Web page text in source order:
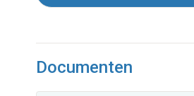
Documenten